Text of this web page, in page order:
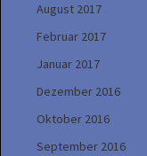
August 2017
Februar 2017
Januar 2017
Dezember 2016
Oktober 2016
September 2016